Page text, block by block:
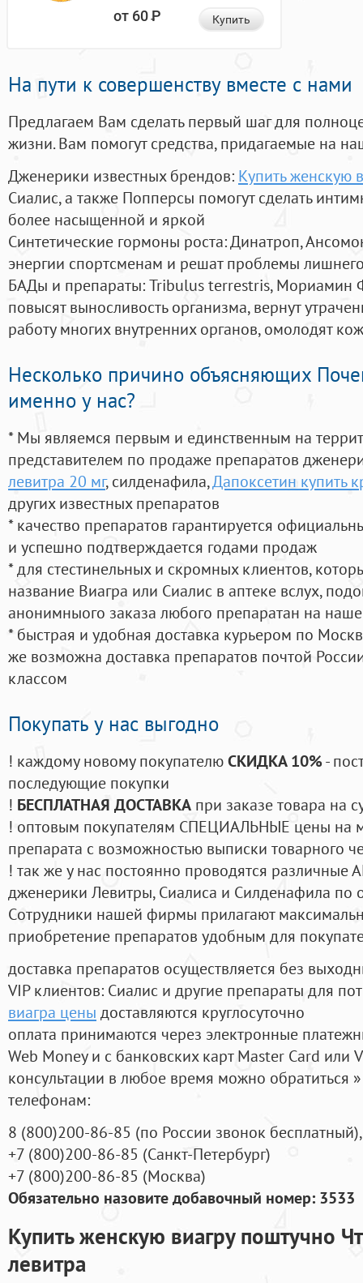
от 60Р Купить
На пути к совершенству вместе с нами
Предлагаем Вам сделать первый шаг для
жизни. Вам помогут средства, придагаемые на
Дженерики известных брендов: Купить женскую
Сиалис, а также Попперсы помогут сделать
более насыщенной и яркой
Синтетические гормоны роста: Динатроп,
энергии спортсменам и решат проблемы
БАДы и препараты:Tribulus terrestris, Мориамин
повысят выносливость организма, вернут
работу многих внутренних органов, омолодят
Несколько причино объясняющих
именно у нас?
* Мы являемся первым и единственным на
представителем по продаже препаратов
левитра 20 мг, силденафила,Дапоксетин купить
других известных препаратов
* качество препаратов гарантируется
и успешно подтверждается годами продаж
* для стестинельных и скромных клиентов,
название Виагра или Сиалис в аптеке вслух,
анонимныого заказа любого препаратан на
* быстрая и удобная доставка курьером по
же возможна доставка препаратов почтой
классом
Покупать у нас выгодно
! каждому новому покупателюСКИДКА 10%-
последующие покупки
! БЕСПЛАТНАЯ ДОСТАВКА при заказе товара на
! оптовым покупателям СПЕЦИАЛЬНЫЕ цены на
препарата с возможностью выписки товарного
! так же у нас постоянно проводятся
дженерики Левитры, Сиалиса и Силденафила по
Cотрудники нашей фирмы прилагают
приобретение препаратов удобным для
доставка препаратов осуществляется без
VIP клиентов: Сиалис и другие препараты для
виагра цены доставляются круглосуточно
оплата принимаются через электронные
Web Money и с банковских карт Master Card или
консультации в любое время можно обратиться
телефонам:
8 (800)200-86-85 (по России звонок бесплатный),
+7 (800)200-86-85 (Санкт-Петербург)
+7 (800)200-86-85 (Москва)
Обязательно назовите добавочный номер: 3533
Купить женскую виагру поштучно
левитра